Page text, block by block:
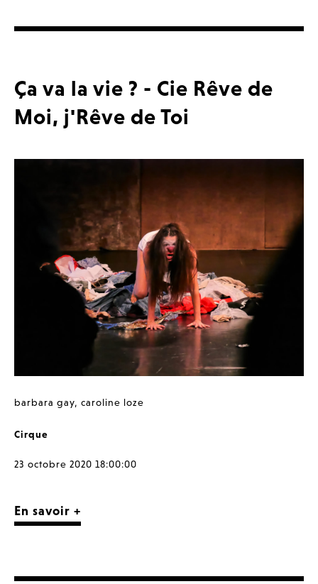
Ça va la vie ? - Cie Rêve de
Moi, j'Rêve de Toi
barbara gay, caroline loze
Cirque
23 octobre 2020 18:00:00
En savoir +